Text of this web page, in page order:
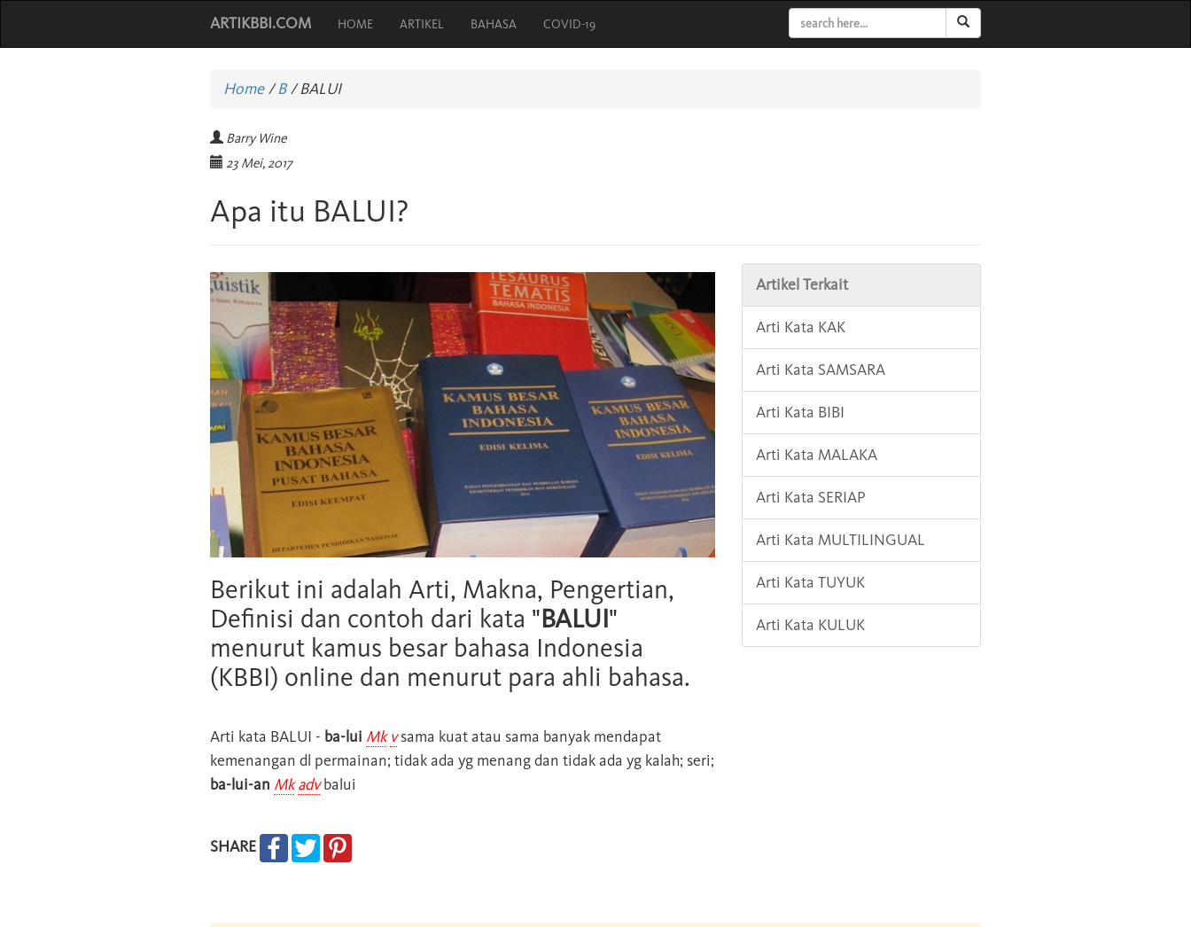
ARTIKBBI.COM HOME ARTIKEL BAHASA COVID-19
Home/B /BALUI
Barry Wine
23 Mei, 2017
Apa itu BALUI?
Berikut ini adalah Arti, Makna, Pengertian,
Definisi dan contoh dari kata "BALUI"
menurut kamus besar bahasa Indonesia
(KBBI) online dan menurut para ahli bahasa.
Arti kata BALUI - ba-lui Mk vsama kuat atau sama banyak mendapat
kemenangan dl permainan; tidak ada yg menang dan tidak ada yg kalah; seri;
ba-lui-an Mk advbalui
SHARE
Artikel Terkait
Arti Kata KAK
Arti Kata SAMSARA
Arti Kata BIBI
Arti Kata MALAKA
Arti Kata SERIAP
Arti Kata MULTILINGUAL
Arti Kata TUYUK
Arti Kata KULUK